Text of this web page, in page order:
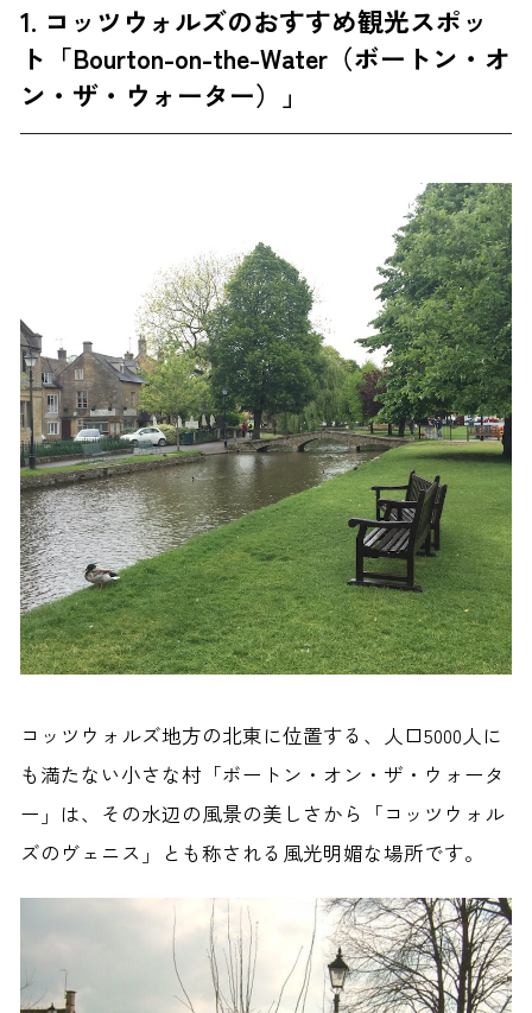
1. コッツウォルズのおすすめ観光スポッ
ト「Bourton-on-the-Water（ボートン・オ
ン・ザ・ウォーター）」
コッツウォルズ地方の北東に位置する、人口5000人に
も満たない小さな村「ボートン・オン・ザ・ウォータ
ー」は、その水辺の風景の美しさから「コッツウォル
ズのヴェニス」とも称される風光明媚な場所です。